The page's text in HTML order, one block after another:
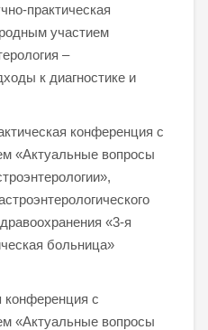
практическая
участием
–
к диагностике и
конференция с
«Актуальные вопросы
«3-я
больница»
конференция с
«Актуальные вопросы